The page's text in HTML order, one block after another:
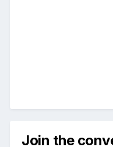
Join the